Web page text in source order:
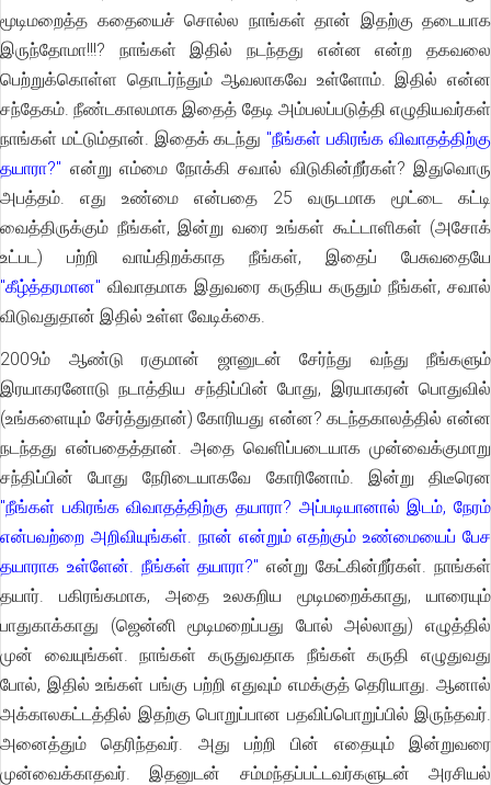
மூடிமறைத்த கதையைச் சொல்ல நாங்கள் தான் இதற்கு தடையாக
இருந்தோமா!!!? நாங்கள் இதில் நடந்தது என்ன என்ற தகவலை
பெற்றுக்கொள்ள தொடர்ந்தும் ஆவலாகவே உள்ளோம். இதில் என்ன
சந்தேகம். நீண்டகாலமாக இதைத் தேடி அம்பலப்படுத்தி எழுதியவர்கள்
நாங்கள் மட்டும்தான். இதைக் கடந்து "நீங்கள் பகிரங்க விவாதத்திற்கு
தயாரா?" என்று எம்மை நோக்கி சவால் விடுகின்றீர்கள்? இதுவொரு
அபத்தம். எது உண்மை என்பதை 25 வருடமாக மூட்டை கட்டி
வைத்திருக்கும் நீங்கள், இன்று வரை உங்கள் கூட்டாளிகள் (அசோக்
உட்பட) பற்றி வாய்திறக்காத நீங்கள், இதைப் பேசுவதையே
"கீழ்த்தரமான" விவாதமாக இதுவரை கருதிய கருதும் நீங்கள், சவால்
விடுவதுதான் இதில் உள்ள வேடிக்கை.
2009ம் ஆண்டு ரகுமான் ஜானுடன் சேர்ந்து வந்து நீங்களும்
இரயாகரனோடு நடாத்திய சந்திப்பின் போது, இரயாகரன் பொதுவில்
(உங்களையும் சேர்த்துதான்) கோரியது என்ன? கடந்தகாலத்தில் என்ன
நடந்தது என்பதைத்தான். அதை வெளிப்படையாக முன்வைக்குமாறு
சந்திப்பின் போது நேரிடையாகவே கோரினோம். இன்று திடீரென
"நீங்கள் பகிரங்க விவாதத்திற்கு தயாரா? அப்படியானால் இடம், நேரம்
என்பவற்றை அறிவியுங்கள். நான் என்றும் எதற்கும் உண்மையைப் பேச
தயாராக உள்ளேன். நீங்கள் தயாரா?"என்று கேட்கின்றீர்கள். நாங்கள்
தயார். பகிரங்கமாக, அதை உலகறிய மூடிமறைக்காது, யாரையும்
பாதுகாக்காது (ஜென்னி மூடிமறைப்பது போல் அல்லாது) எழுத்தில்
முன் வையுங்கள். நாங்கள் கருதுவதாக நீங்கள் கருதி எழுதுவது
போல், இதில் உங்கள் பங்கு பற்றி எதுவும் எமக்குத் தெரியாது. ஆனால்
அக்காலகட்டத்தில் இதற்கு பொறுப்பான பதவிப்பொறுப்பில் இருந்தவர்.
அனைத்தும் தெரிந்தவர். அது பற்றி பின் எதையும் இன்றுவரை
முன்வைக்காதவர். இதனுடன் சம்மந்தப்பட்டவர்களுடன் அரசியல்